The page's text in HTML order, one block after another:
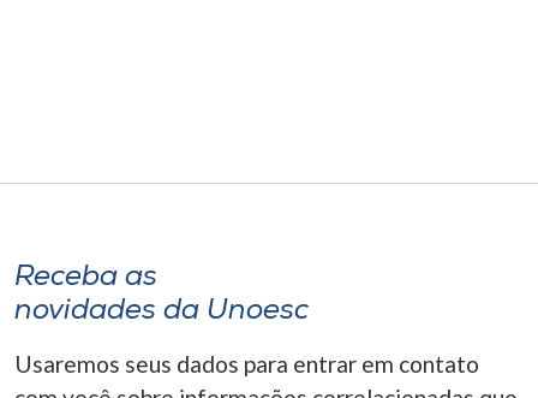
Receba as
novidades da Unoesc
Usaremos seus dados para entrar em contato